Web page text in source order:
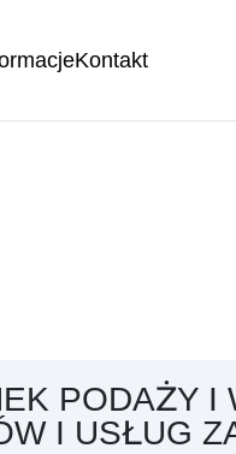
Kontakt
PODAŻY I
I USŁUG